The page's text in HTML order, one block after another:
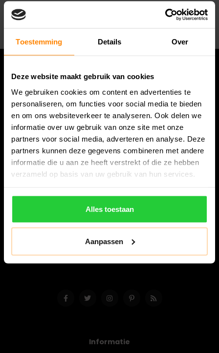
Toestemming Details Over
Deze website maakt gebruik van cookies
We gebruiken cookies om content en advertenties te
personaliseren, om functies voor social media te bieden
en om ons websiteverkeer te analyseren. Ook delen we
informatie over uw gebruik van onze site met onze
partners voor social media, adverteren en analyse. Deze
partners kunnen deze gegevens combineren met andere
informatie die u aan ze heeft verstrekt of die ze hebben
verzameld op basis van uw gebruik van hun services.
Alles toestaan
Aanpassen
Abonneer
Bespanracket.nl is dé racketspecialist van Lelystad en
omstreken.
8224 AA Lelystad
06-57276080
info@bespanracket.nl
Informatie